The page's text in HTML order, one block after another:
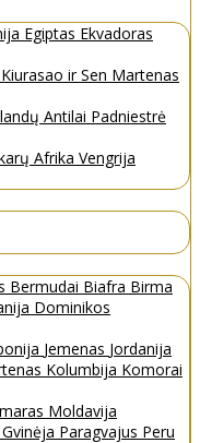
Egiptas Ekvadoras
Kiurasao ir Sen Martenas
Antilai Padniestrė
Afrika Vengrija
Bermudai Biafra Birma
Dominikos
Jemenas Jordanija
Kolumbija Komorai
Moldavija
Paragvajus Peru